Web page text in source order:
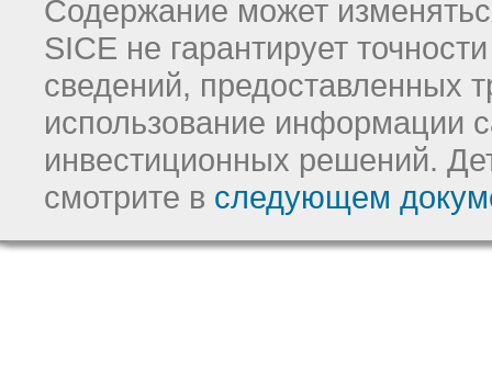
Содержание может
SICE не гарантирует
сведений, предоставленных
использование информации
инвестиционных решений.
смотрите в следующем